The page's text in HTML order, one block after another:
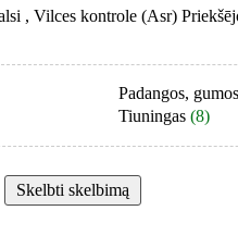
, Vilces kontrole (Asr)
Padangos, gumos
Tiuningas (8)